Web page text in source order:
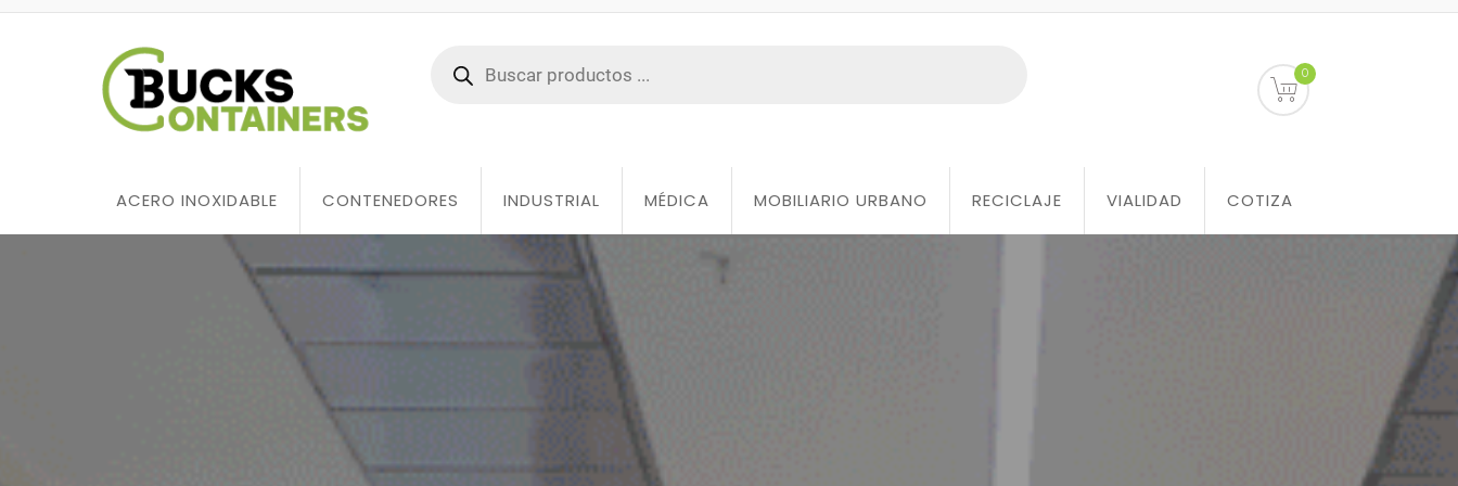
0
ACERO INOXIDABLE CONTENEDORES INDUSTRIAL MÉDICA MOBILIARIO URBANO RECICLAJE VIALIDAD COTIZA